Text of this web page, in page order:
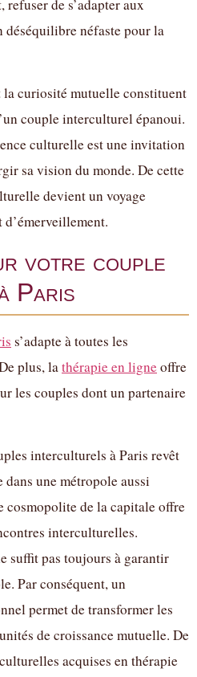
de s’adapter aux
déséquilibre néfaste pour la
la curiosité mutuelle constituent
couple interculturel épanoui.
culturelle est une invitation
sa vision du monde. De cette
devient un voyage
d’émerveillement.
votre couple
Paris
s’adapte à toutes les
plus, lathérapie en ligneoffre
les couples dont un partenaire
interculturels à Paris revêt
une métropole aussi
cosmopolite de la capitale offre
interculturelles.
suffit pas toujours à garantir
Par conséquent, un
permet de transformer les
de croissance mutuelle. De
acquises en thérapie